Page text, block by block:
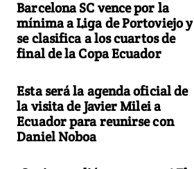
Barcelona SC vence por la
mínima a Liga de Portoviejo y
se clasifica a los cuartos de
final de la Copa Ecuador
Esta será la agenda oficial de
la visita de Javier Milei a
Ecuador para reunirse con
Daniel Noboa